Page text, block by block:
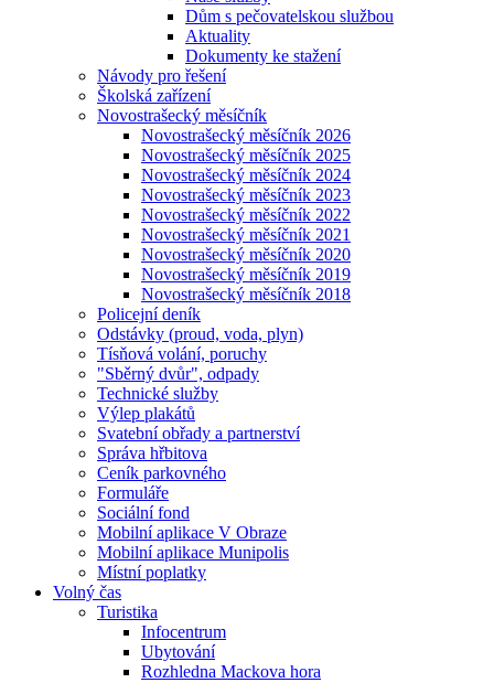
Dům s pečovatelskou službou
Aktuality
Dokumenty ke stažení
Návody pro řešení
Školská zařízení
Novostrašecký měsíčník
Novostrašecký měsíčník 2026
Novostrašecký měsíčník 2025
Novostrašecký měsíčník 2024
Novostrašecký měsíčník 2023
Novostrašecký měsíčník 2022
Novostrašecký měsíčník 2021
Novostrašecký měsíčník 2020
Novostrašecký měsíčník 2019
Novostrašecký měsíčník 2018
Policejní deník
Odstávky (proud, voda, plyn)
Tísňová volání, poruchy
"Sběrný dvůr", odpady
Technické služby
Výlep plakátů
Svatební obřady a partnerství
Správa hřbitova
Ceník parkovného
Formuláře
Sociální fond
Mobilní aplikace V Obraze
Mobilní aplikace Munipolis
Místní poplatky
Volný čas
Turistika
Infocentrum
Ubytování
Rozhledna Mackova hora